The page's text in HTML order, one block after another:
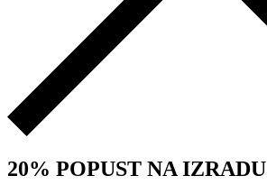
20% POPUST NA IZRADU